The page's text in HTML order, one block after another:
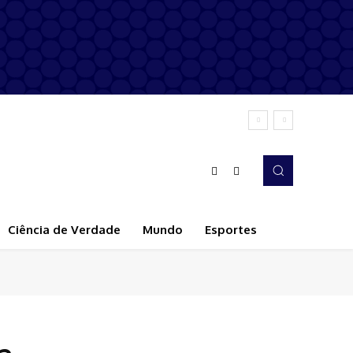
Ciência de Verdade Mundo Esportes